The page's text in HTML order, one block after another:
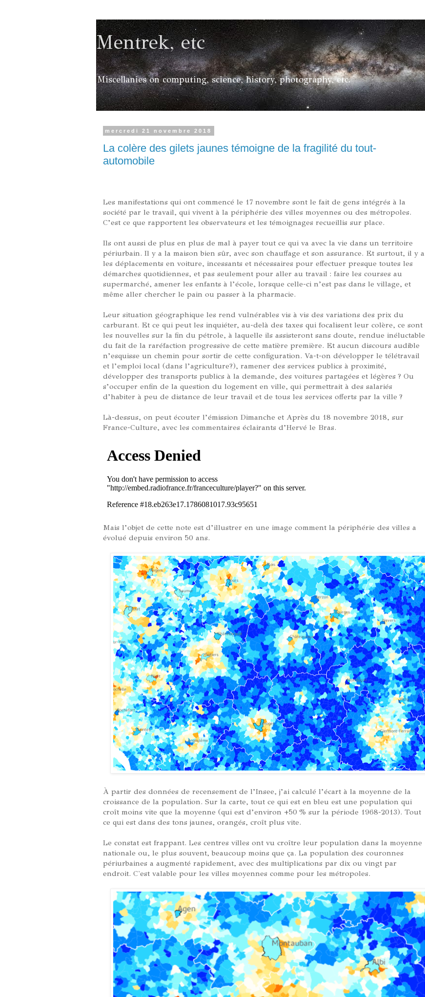
Mentrek, etc
Miscellanies on computing, science, history, photography, etc.
mercredi 21 novembre 2018
La colère des gilets jaunes témoigne de la fragilité du tout-
automobile
Les manifestations qui ont commencé le 17 novembre sont le fait de gens intégrés à la
société par le travail, qui vivent à la périphérie des villes moyennes ou des métropoles.
C’est ce que rapportent les observateurs et les témoignages recueillis sur place.
Ils ont aussi de plus en plus de mal à payer tout ce qui va avec la vie dans un territoire
périurbain. Il y a la maison bien sûr, avec son chauffage et son assurance. Et surtout, il y a
les déplacements en voiture, incessants et nécessaires pour effectuer presque toutes les
démarches quotidiennes, et pas seulement pour aller au travail : faire les courses au
supermarché, amener les enfants à l’école, lorsque celle-ci n’est pas dans le village, et
même aller chercher le pain ou passer à la pharmacie.
Leur situation géographique les rend vulnérables vis à vis des variations des prix du
carburant. Et ce qui peut les inquiéter, au-delà des taxes qui focalisent leur colère, ce sont
les nouvelles sur la fin du pétrole, à laquelle ils assisteront sans doute, rendue inéluctable
du fait de la raréfaction progressive de cette matière première. Et aucun discours audible
n’esquisse un chemin pour sortir de cette configuration. Va-t-on développer le télétravail
et l’emploi local (dans l’agriculture?), ramener des services publics à proximité,
développer des transports publics à la demande, des voitures partagées et légères ? Ou
s’occuper enfin de la question du logement en ville, qui permettrait à des salariés
d’habiter à peu de distance de leur travail et de tous les services offerts par la ville ?
Là-dessus, on peut écouter l’émission Dimanche et Après du 18 novembre 2018, sur
France-Culture, avec les commentaires éclairants d’Hervé le Bras.
Mais l’objet de cette note est d’illustrer en une image comment la périphérie des villes a
évolué depuis environ 50 ans.
À partir des données de recensement de l’Insee, j’ai calculé l’écart à la moyenne de la
croissance de la population. Sur la carte, tout ce qui est en bleu est une population qui
croît moins vite que la moyenne (qui est d’environ +50 % sur la période 1968-2013). Tout
ce qui est dans des tons jaunes, orangés, croît plus vite.
Le constat est frappant. Les centres villes ont vu croître leur population dans la moyenne
nationale ou, le plus souvent, beaucoup moins que ça. La population des couronnes
périurbaines a augmenté rapidement, avec des multiplications par dix ou vingt par
endroit. C'est valable pour les villes moyennes comme pour les métropoles.